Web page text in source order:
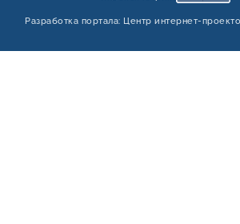
Разработка портала: Центр